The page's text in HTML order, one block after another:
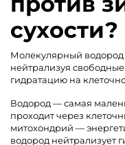
сухости?
Молекулярный водород
нейтрализуя
гидратацию на
Водород — самая
проходит через
митохондрий —
водород нейтрализует